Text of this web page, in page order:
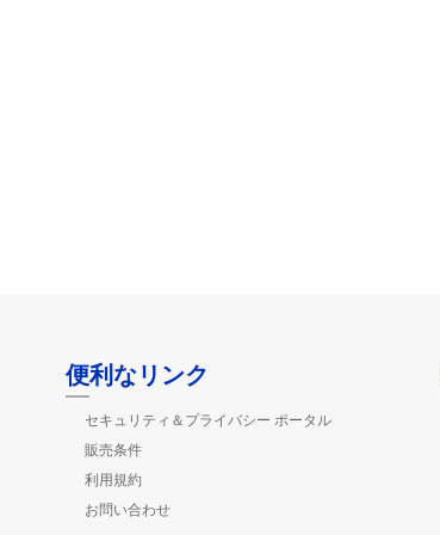
便利なリンク
セキュリティ＆プライバシー ポータル
販売条件
利用規約
お問い合わせ